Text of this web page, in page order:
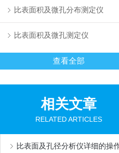
比表面积及微孔分布测定仪
比表面积及微孔测定仪
查看全部
相关文章
RELATED ARTICLES